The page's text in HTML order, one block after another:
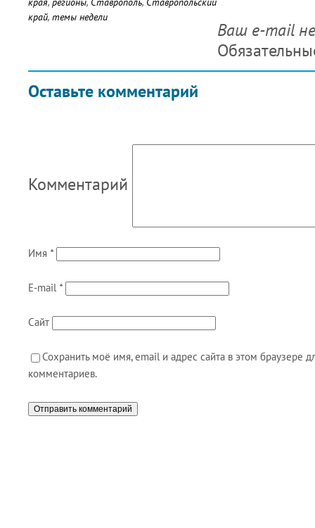
край, темы недели
Оставьте комментарий
Ваш e-mail
Комментарий
Имя *
E-mail *
Сайт
Сохранить моё имя, email и адрес сайта в этом браузере
комментариев.